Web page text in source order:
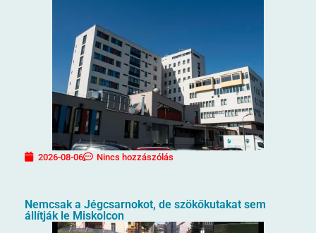
2026-08-06 Nincs hozzászólás
Nemcsak a Jégcsarnokot, de szökőkutakat sem
állítják le Miskolcon